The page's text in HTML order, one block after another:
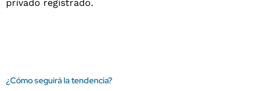
¿Cómo seguirá la tendencia?